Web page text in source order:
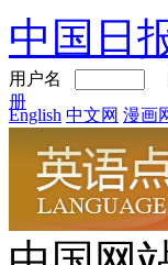
中国日
用户名
册
English 中文网 漫画